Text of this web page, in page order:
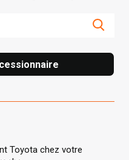
Toyota chez votre